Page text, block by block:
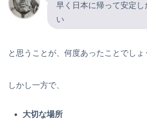
早く日本に帰って安定し
い
と思うことが、何度あったことでしょ
しかし一方で、
大切な場所